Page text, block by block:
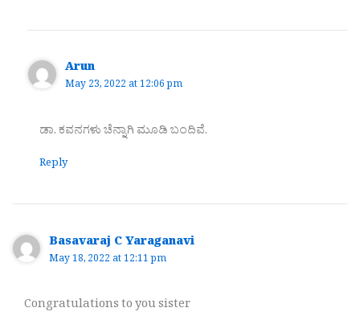
Arun
May 23, 2022 at 12:06 pm
ಡಾ. ಕವನಗಳು ಚೆನ್ನಾಗಿ ಮೂಡಿ ಬಂದಿವೆ.
Reply
Basavaraj C Yaraganavi
May 18, 2022 at 12:11 pm
Congratulations to you sister